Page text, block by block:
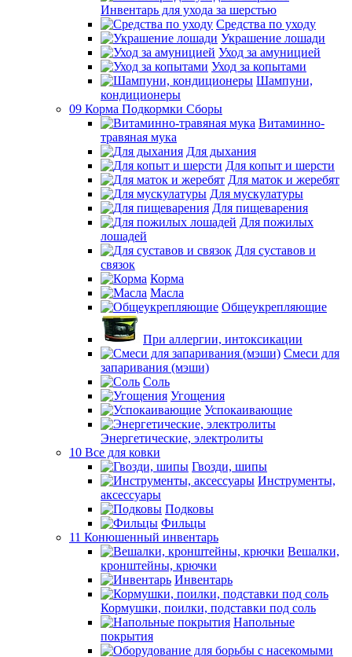
Инвентарь для ухода за шерстью
Средства по уходу
Украшение лошади
Уход за амуницией
Уход за копытами
Шампуни,
кондиционеры
09 Корма Подкормки Сборы
Витаминно-
травяная мука
Для дыхания
Для копыт и шерсти
Для маток и жеребят
Для мускулатуры
Для пищеварения
Для пожилых
лошадей
Для суставов и
связок
Корма
Масла
Общеукрепляющие
При аллергии, интоксикации
Смеси для
запаривания (мэши)
Соль
Угощения
Успокаивающие
Энергетические, электролиты
10 Все для ковки
Гвозди, шипы
Инструменты,
аксессуары
Подковы
Фильцы
11 Конюшенный инвентарь
Вешалки,
кронштейны, крючки
Инвентарь
Кормушки, поилки, подставки под соль
Напольные
покрытия